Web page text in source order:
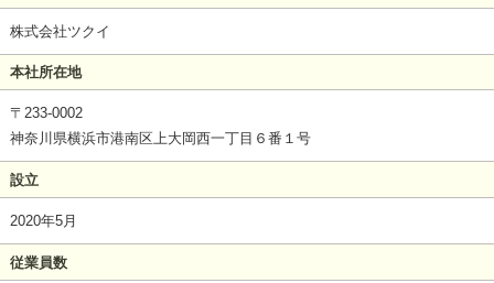
株式会社ツクイ
本社所在地
〒233-0002
神奈川県横浜市港南区上大岡西一丁目６番１号
設立
2020年5月
従業員数